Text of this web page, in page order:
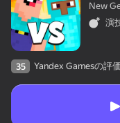
New
演
35 Yandex Gamesの評価